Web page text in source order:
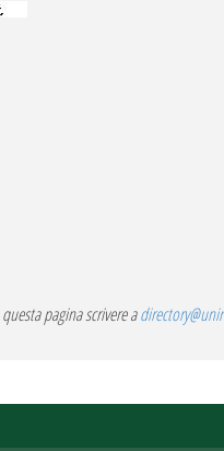
pagina scrivere a